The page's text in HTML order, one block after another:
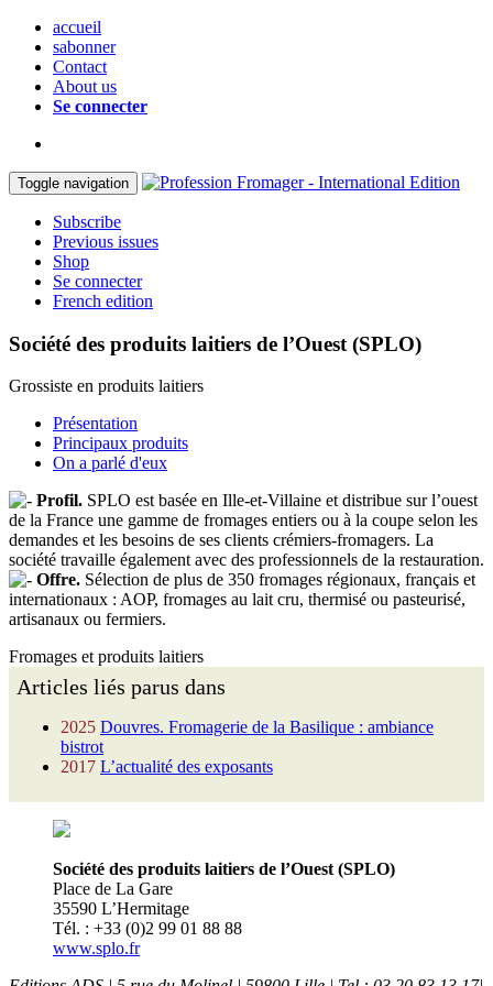
accueil
sabonner
Contact
About us
Se connecter
Toggle navigation
Subscribe
Previous issues
Shop
Se connecter
French edition
Société des produits laitiers de l’Ouest (SPLO)
Grossiste en produits laitiers
Présentation
Principaux produits
On a parlé d'eux
Profil. SPLO est basée en Ille-et-Villaine et distribue sur l’ouest
de la France une gamme de fromages entiers ou à la coupe selon les
demandes et les besoins de ses clients crémiers-fromagers. La
société travaille également avec des professionnels de la restauration.
Offre. Sélection de plus de 350 fromages régionaux, français et
internationaux : AOP, fromages au lait cru, thermisé ou pasteurisé,
artisanaux ou fermiers.
Fromages et produits laitiers
Articles liés parus dans
2025 Douvres. Fromagerie de la Basilique : ambiance
bistrot
2017 L’actualité des exposants
Société des produits laitiers de l’Ouest (SPLO)
Place de La Gare
35590 L’Hermitage
Tél. : +33 (0)2 99 01 88 88
www.splo.fr